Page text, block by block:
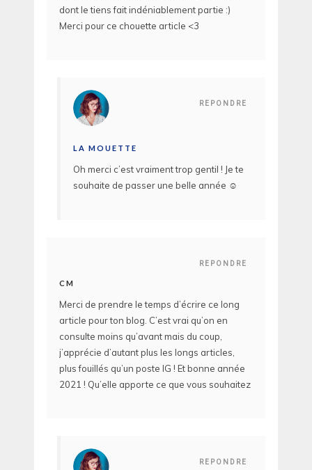
dont le tiens fait indéniablement partie :)
Merci pour ce chouette article <3
REPONDRE
LA MOUETTE
Oh merci c’est vraiment trop gentil ! Je te
souhaite de passer une belle année ☺️
REPONDRE
CM
Merci de prendre le temps d’écrire ce long
article pour ton blog. C’est vrai qu’on en
consulte moins qu’avant mais du coup,
j’apprécie d’autant plus les longs articles,
plus fouillés qu’un poste IG ! Et bonne année
2021 ! Qu’elle apporte ce que vous souhaitez
REPONDRE